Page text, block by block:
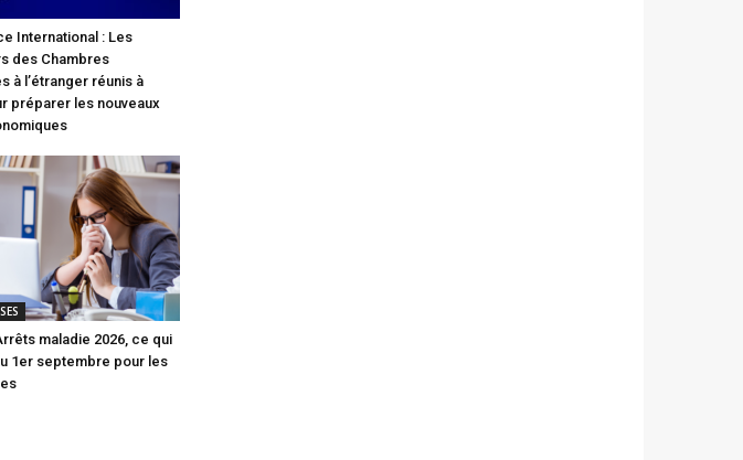
International : Les
des Chambres
à l’étranger réunis à
préparer les nouveaux
maladie 2026, ce qui
1er septembre pour les